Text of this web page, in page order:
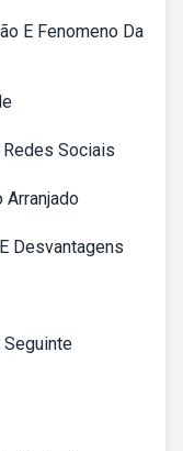
E Fenomeno Da
Sociais
Arranjado
Desvantagens
Seguinte